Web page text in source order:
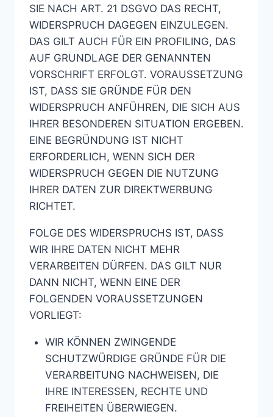
SIE NACH ART. 21 DSGVO DAS RECHT,
WIDERSPRUCH DAGEGEN EINZULEGEN.
DAS GILT AUCH FÜR EIN PROFILING, DAS
AUF GRUNDLAGE DER GENANNTEN
VORSCHRIFT ERFOLGT. VORAUSSETZUNG
IST, DASS SIE GRÜNDE FÜR DEN
WIDERSPRUCH ANFÜHREN, DIE SICH AUS
IHRER BESONDEREN SITUATION ERGEBEN.
EINE BEGRÜNDUNG IST NICHT
ERFORDERLICH, WENN SICH DER
WIDERSPRUCH GEGEN DIE NUTZUNG
IHRER DATEN ZUR DIREKTWERBUNG
RICHTET.
FOLGE DES WIDERSPRUCHS IST, DASS
WIR IHRE DATEN NICHT MEHR
VERARBEITEN DÜRFEN. DAS GILT NUR
DANN NICHT, WENN EINE DER
FOLGENDEN VORAUSSETZUNGEN
VORLIEGT:
WIR KÖNNEN ZWINGENDE
SCHUTZWÜRDIGE GRÜNDE FÜR DIE
VERARBEITUNG NACHWEISEN, DIE
IHRE INTERESSEN, RECHTE UND
FREIHEITEN ÜBERWIEGEN.